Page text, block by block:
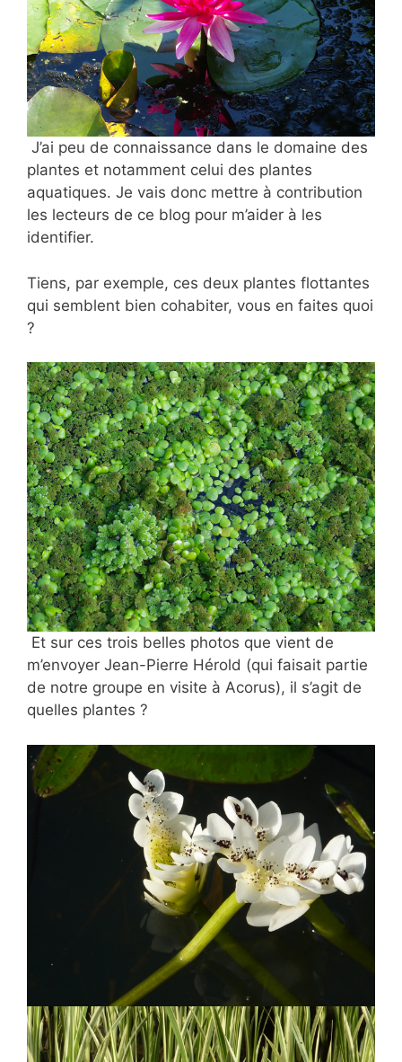
J’ai peu de connaissance dans le domaine des
plantes et notamment celui des plantes
aquatiques. Je vais donc mettre à contribution
les lecteurs de ce blog pour m’aider à les
identifier.
Tiens, par exemple, ces deux plantes flottantes
qui semblent bien cohabiter, vous en faites quoi
?
Et sur ces trois belles photos que vient de
m’envoyer Jean-Pierre Hérold (qui faisait partie
de notre groupe en visite à Acorus), il s’agit de
quelles plantes ?